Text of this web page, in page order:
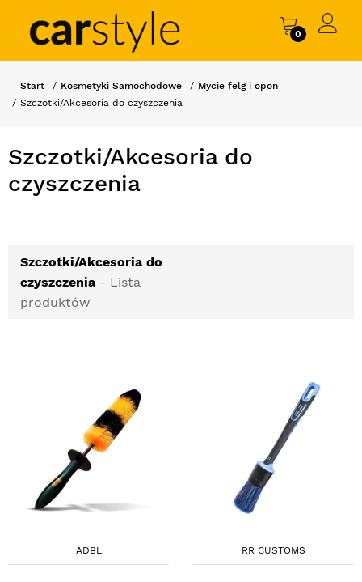
0
Start Kosmetyki Samochodowe
Mycie felg i opon
Szczotki/Akcesoria do czyszczenia
Szczotki/Akcesoria do
czyszczenia
Szczotki/Akcesoria do
czyszczenia- Lista
produktów
ADBL RR CUSTOMS